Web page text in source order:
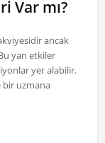
Var mı?
ancak
yan etkiler
yer alabilir.
bir uzmana